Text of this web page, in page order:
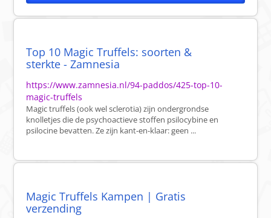
Top 10 Magic Truffels: soorten &
sterkte - Zamnesia
https://www.zamnesia.nl/94-paddos/425-top-10-
magic-truffels
Magic truffels (ook wel sclerotia) zijn ondergrondse
knolletjes die de psychoactieve stoffen psilocybine en
psilocine bevatten. Ze zijn kant-en-klaar: geen ...
Magic Truffels Kampen | Gratis
verzending